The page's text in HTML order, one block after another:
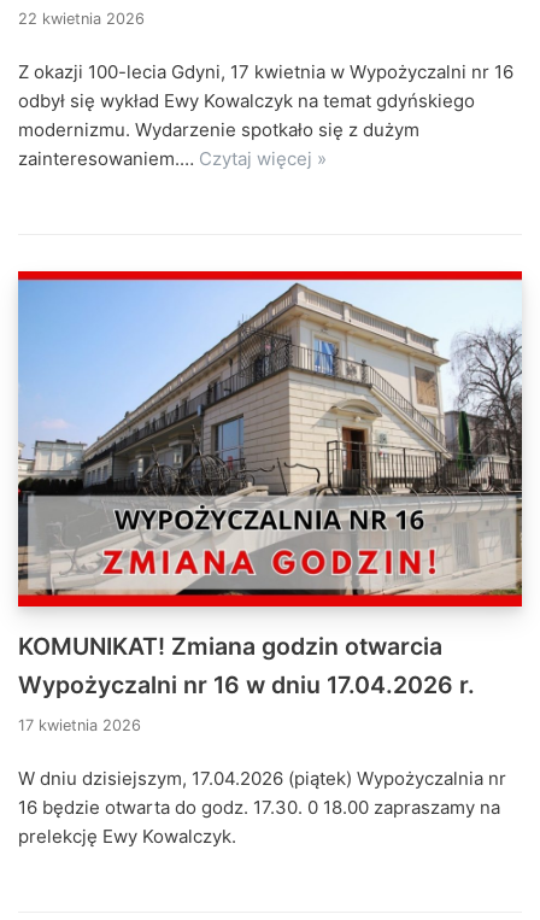
22 kwietnia 2026
Z okazji 100-lecia Gdyni, 17 kwietnia w Wypożyczalni nr 16
odbył się wykład Ewy Kowalczyk na temat gdyńskiego
modernizmu. Wydarzenie spotkało się z dużym
zainteresowaniem.… Czytaj więcej »
KOMUNIKAT! Zmiana godzin otwarcia
Wypożyczalni nr 16 w dniu 17.04.2026 r.
17 kwietnia 2026
W dniu dzisiejszym, 17.04.2026 (piątek) Wypożyczalnia nr
16 będzie otwarta do godz. 17.30. 0 18.00 zapraszamy na
prelekcję Ewy Kowalczyk.